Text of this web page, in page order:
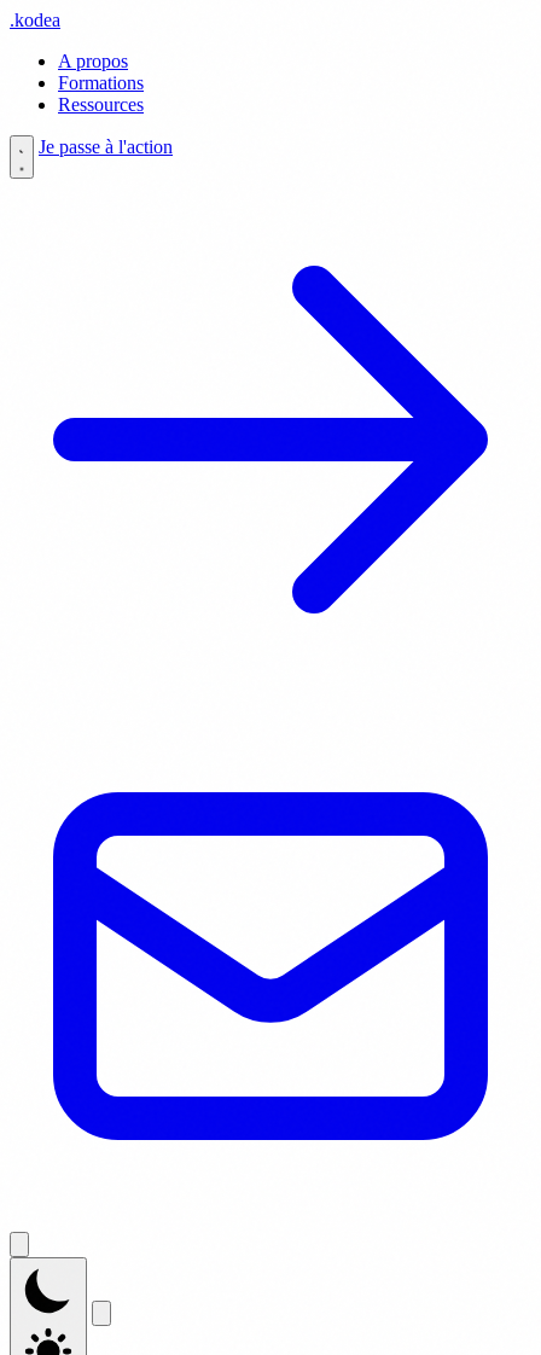
.kodea
A propos
Formations
Ressources
Je passe à l'action